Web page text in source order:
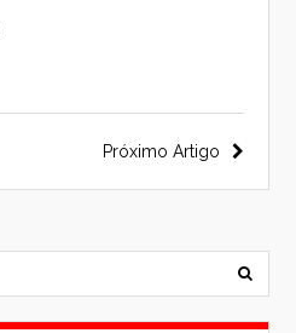
Próximo Artigo